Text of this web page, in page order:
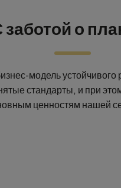
заботой о
модель устойчивого
стандарты, и при
ценностям нашей